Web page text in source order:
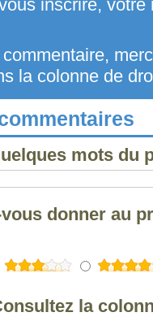
inscrire,
la colonne de
mots du
donner au
la